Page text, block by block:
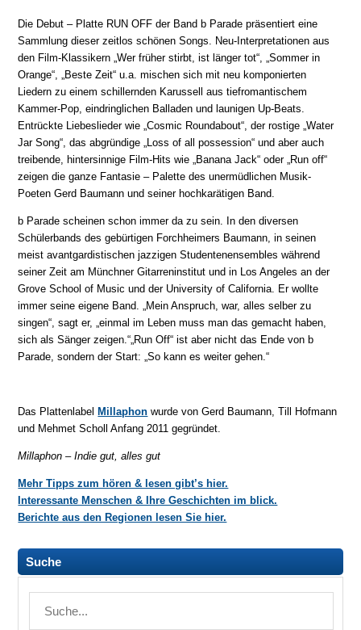
Die Debut – Platte RUN OFF der Band b Parade präsentiert eine
Sammlung dieser zeitlos schönen Songs. Neu-Interpretationen aus
den Film-Klassikern „Wer früher stirbt, ist länger tot“, „Sommer in
Orange“, „Beste Zeit“ u.a. mischen sich mit neu komponierten
Liedern zu einem schillernden Karussell aus tiefromantischem
Kammer-Pop, eindringlichen Balladen und launigen Up-Beats.
Entrückte Liebeslieder wie „Cosmic Roundabout“, der rostige „Water
Jar Song“, das abgründige „Loss of all possession“ und aber auch
treibende, hintersinnige Film-Hits wie „Banana Jack“ oder „Run off“
zeigen die ganze Fantasie – Palette des unermüdlichen Musik-
Poeten Gerd Baumann und seiner hochkarätigen Band.
b Parade scheinen schon immer da zu sein. In den diversen
Schülerbands des gebürtigen Forchheimers Baumann, in seinen
meist avantgardistischen jazzigen Studentenensembles während
seiner Zeit am Münchner Gitarreninstitut und in Los Angeles an der
Grove School of Music und der University of California. Er wollte
immer seine eigene Band. „Mein Anspruch, war, alles selber zu
singen“, sagt er, „einmal im Leben muss man das gemacht haben,
sich als Sänger zeigen.“„Run Off“ ist aber nicht das Ende von b
Parade, sondern der Start: „So kann es weiter gehen.“
Das Plattenlabel Millaphon wurde von Gerd Baumann, Till Hofmann
und Mehmet Scholl Anfang 2011 gegründet.
Millaphon – Indie gut, alles gut
Mehr Tipps zum hören & lesen gibt’s hier.
Interessante Menschen & Ihre Geschichten im blick.
Berichte aus den Regionen lesen Sie hier.
Suche